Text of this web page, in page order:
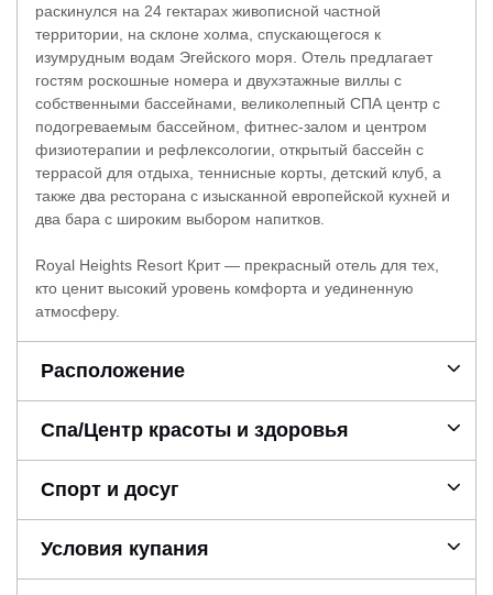
раскинулся на 24 гектарах живописной частной
территории, на склоне холма, спускающегося к
изумрудным водам Эгейского моря. Отель предлагает
гостям роскошные номера и двухэтажные виллы с
собственными бассейнами, великолепный СПА центр с
подогреваемым бассейном, фитнес-залом и центром
физиотерапии и рефлексологии, открытый бассейн с
террасой для отдыха, теннисные корты, детский клуб, а
также два ресторана с изысканной европейской кухней и
два бара с широким выбором напитков.
Royal Heights Resort Крит — прекрасный отель для тех,
кто ценит высокий уровень комфорта и уединенную
атмосферу.
Расположение
Спа/Центр красоты и здоровья
Спорт и досуг
Условия купания